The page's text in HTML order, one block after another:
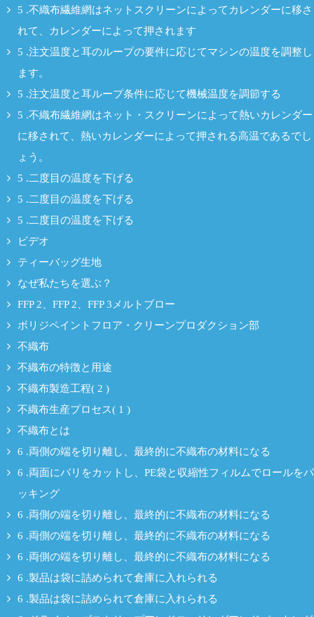
5 .不織布繊維網はネットスクリーンによってカレンダーに移さ
れて、カレンダーによって押されます
5 .注文温度と耳のループの要件に応じてマシンの温度を調整し
ます。
5 .注文温度と耳ループ条件に応じて機械温度を調節する
5 .不織布繊維網はネット・スクリーンによって熱いカレンダー
に移されて、熱いカレンダーによって押される高温であるでし
ょう。
5 .二度目の温度を下げる
5 .二度目の温度を下げる
5 .二度目の温度を下げる
ビデオ
ティーバッグ生地
なぜ私たちを選ぶ？
FFP 2、FFP 2、FFP 3メルトブロー
ボリジペイントフロア・クリーンプロダクション部
不織布
不織布の特徴と用途
不織布製造工程( 2 )
不織布生産プロセス( 1 )
不織布とは
6 .両側の端を切り離し、最終的に不織布の材料になる
6 .両面にバリをカットし、PE袋と収縮性フィルムでロールをパ
ッキング
6 .両側の端を切り離し、最終的に不織布の材料になる
6 .両側の端を切り離し、最終的に不織布の材料になる
6 .両側の端を切り離し、最終的に不織布の材料になる
6 .製品は袋に詰められて倉庫に入れられる
6 .製品は袋に詰められて倉庫に入れられる